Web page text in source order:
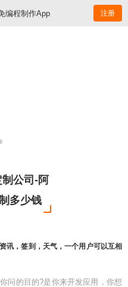
编程制作App 注册
公司-阿
多少钱
讯，签到，天气，一个用户可以互相
问的目的?是你来开发应用，你想